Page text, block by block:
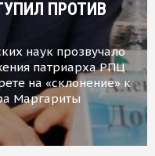
ПРОТИВ
наук прозвучало
патриарха РПЦ
на «склонение» к
Маргариты